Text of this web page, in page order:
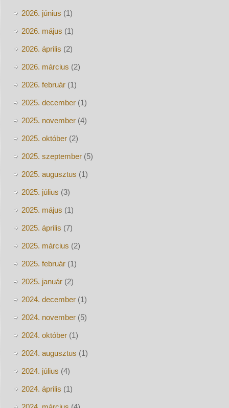
2026. június (1)
2026. május (1)
2026. április (2)
2026. március (2)
2026. február(1)
2025. december(1)
2025. november(4)
2025. október(2)
2025. szeptember(5)
2025. augusztus (1)
2025. július (3)
2025. május (1)
2025. április (7)
2025. március (2)
2025. február(1)
2025. január(2)
2024. december(1)
2024. november(5)
2024. október(1)
2024. augusztus (1)
2024. július (4)
2024. április (1)